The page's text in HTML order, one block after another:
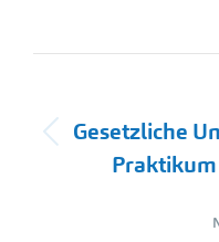
Gesetzliche